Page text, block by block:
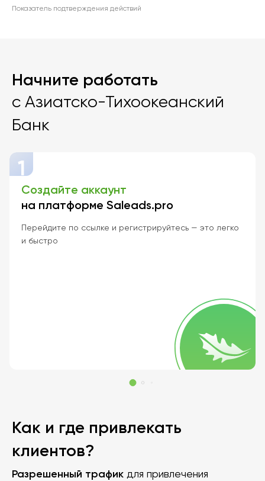
Показатель подтверждения действий
Начните работать
с Азиатско-Тихоокеанский
Банк
1
Создайте аккаунт
на платформе Saleads.pro
Перейдите по ссылке и регистрируйтесь — это легко
и быстро
Как и где привлекать
клиентов?
Разрешенный трафик для привлечения